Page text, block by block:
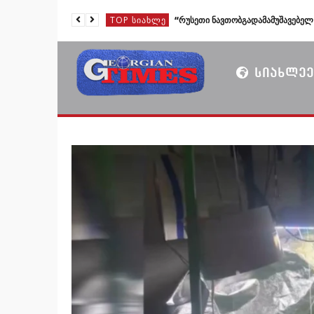
TOP ᲡᲘᲐᲮᲚᲔ
TOP ᲡᲘᲐᲮᲚᲔ
TOP ᲡᲘᲐᲮᲚᲔ
TOP ᲡᲘᲐᲮᲚᲔ